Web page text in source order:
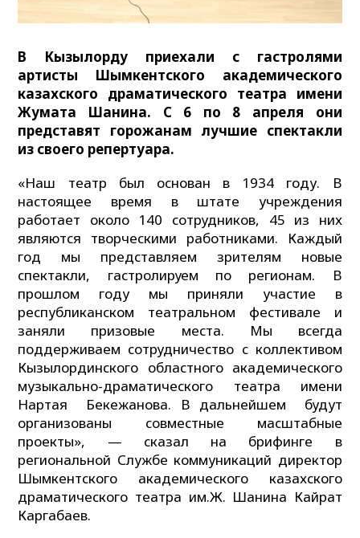
В Кызылорду приехали с гастролями
артисты Шымкентского академического
казахского драматического театра имени
Жумата Шанина. С 6 по 8 апреля они
представят горожанам лучшие спектакли
из своего репертуара.
«Наш театр был основан в 1934 году. В
настоящее время в штате учреждения
работает около 140 сотрудников, 45 из них
являются творческими работниками. Каждый
год мы представляем зрителям новые
спектакли, гастролируем по регионам. В
прошлом году мы приняли участие в
республиканском театральном фестивале и
заняли призовые места. Мы всегда
поддерживаем сотрудничество с коллективом
Кызылординского областного академического
музыкально-драматического театра имени
Нартая Бекежанова. В дальнейшем будут
организованы совместные масштабные
проекты», — сказал на брифинге в
региональной Службе коммуникаций директор
Шымкентского академического казахского
драматического театра им.Ж. Шанина Кайрат
Каргабаев.